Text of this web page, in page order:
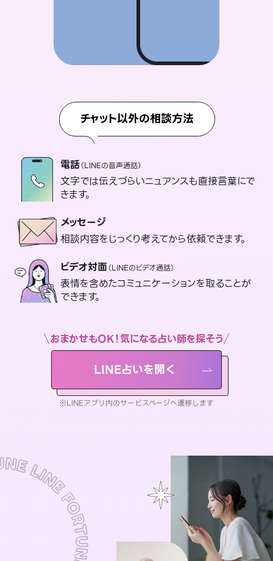
チャット以外の相談方法
電話（LINEの音声通話）
文字では伝えづらいニュアンスも直接言葉にで
きます。
メッセージ
相談内容をじっくり考えてから依頼できます。
ビデオ対面（LINEのビデオ通話）
表情を含めたコミュニケーションを取ることが
できます。
おまかせもOK！気になる占い師を探そう
LINE占いを開く
※LINEアプリ内のサービスページへ遷移します